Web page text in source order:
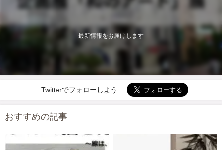
最新情報をお届けします
Twitterでフォローしよう
おすすめの記事